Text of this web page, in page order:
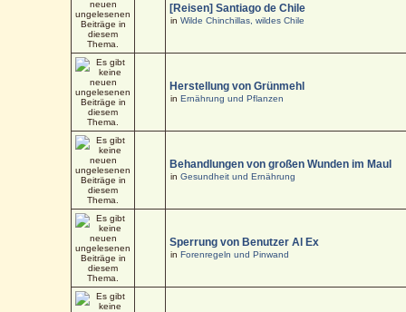
[Reisen] Santiago de Chile
inWilde Chinchillas, wildes Chile
Herstellung von Grünmehl
inErnährung und Pflanzen
Behandlungen von großen Wunden im Maul
inGesundheit und Ernährung
Sperrung von Benutzer Al Ex
inForenregeln und Pinwand